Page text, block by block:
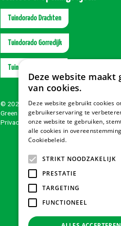
Tuindorado Drachten
Tuindorado Gorredijk
Tuindorado Wolvega
© 2026 Tuindorado
Green Solutions
Privacy policy
Deze website maakt
van cookies.
Deze website gebruikt cookies
gebruikerservaring te
onze website te gebruiken,
alle cookies in
Cookiebeleid.
STRIKT NOODZAKELIJK
PRESTATIE
TARGETING
FUNCTIONEEL